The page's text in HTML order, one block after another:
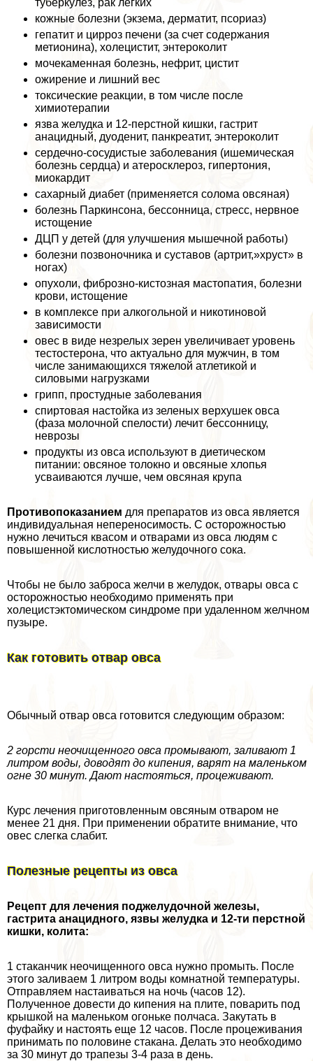
туберкулез, paк легких
кожные болезни (экзема, дерматит, псориаз)
гепатит и цирроз печени (за счет содержания
метионина), холецистит, энтероколит
мочекаменная болезнь, нефрит, цистит
ожирение и лишний вес
токсические реакции, в том числе после
химиотерапии
язва желудка и 12-перстной кишки, гастрит
анацидный, дуоденит, панкреатит, энтероколит
сердечно-сосудистые заболевания (ишемическая
болезнь сердца) и атеросклероз, гипертония,
миокардит
сахарный диабет (применяется солома овсяная)
болезнь Паркинсона, бессонница, стресс, нервное
истощение
ДЦП у детей (для улучшения мышечной работы)
болезни позвоночника и суставов (артрит,»хруст» в
ногах)
опухоли, фиброзно-кистозная мастопатия, болезни
крови, истощение
в комплексе при алкогольной и никотиновой
зависимости
овес в виде незрелых зерен увеличивает уровень
тестостерона, что актуально для мужчин, в том
числе занимающихся тяжелой атлетикой и
силовыми нагрузками
грипп, простудные заболевания
спиртовая настойка из зеленых верхушек овса
(фаза молочной спелости) лечит бессонницу,
неврозы
продукты из овса используют в диетическом
питании: овсяное толокно и овсяные хлопья
усваиваются лучше, чем овсяная крупа
Противопоказанием для препаратов из овса является
индивидуальная непереносимость. С осторожностью
нужно лечиться квасом и отварами из овса людям с
повышенной кислотностью желудочного сока.
Чтобы не было заброса желчи в желудок, отвары овса с
осторожностью необходимо применять при
холецистэктомическом синдроме при удаленном желчном
пузыре.
Как готовить отвар овса
Обычный отвар овса готовится следующим образом:
2 горсти неочищенного овса промывают, заливают 1
литром воды, доводят до кипения, варят на маленьком
огне 30 минут. Дают настояться, процеживают.
Курс лечения приготовленным овсяным отваром не
менее 21 дня. При применении обратите внимание, что
овес слегка слабит.
Полезные рецепты из овса
Рецепт для лечения поджелудочной железы,
гастрита анацидного, язвы желудка и 12-ти перстной
кишки, колита:
1 стаканчик неочищенного овса нужно промыть. После
этого заливаем 1 литром воды комнатной температуры.
Отправляем настаиваться на ночь (часов 12).
Полученное довести до кипения на плите, поварить под
крышкой на маленьком огоньке полчаса. Закутать в
фуфайку и настоять еще 12 часов. После процеживания
принимать по половине стакана. Делать это необходимо
за 30 минут до трапезы 3-4 раза в день.